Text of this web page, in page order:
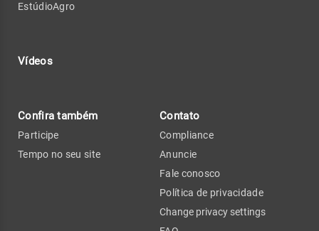
EstúdioAgro
Vídeos
Confira também
Participe
Tempo no seu site
Contato
Compliance
Anuncie
Fale conosco
Política de privacidade
Change privacy settings